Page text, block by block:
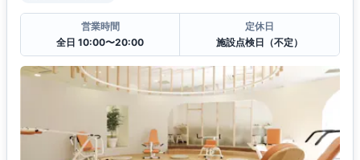
営業時間
全日 10:00〜20:00
定休日
施設点検日（不定）